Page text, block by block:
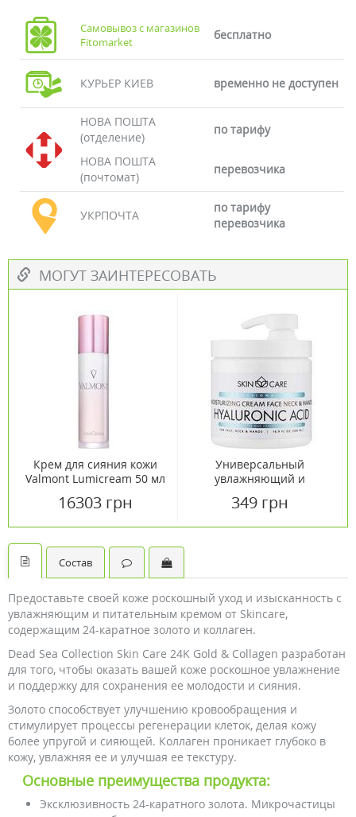
Самовывоз с магазинов
Fitomarket
бесплатно
КУРЬЕР КИЕВ временно не доступен
НОВА ПОШТА
(отделение)
по тарифу
НОВА ПОШТА
(почтомат)
перевозчика
УКРПОЧТА
по тарифу
перевозчика
МОГУТ ЗАИНТЕРЕСОВАТЬ
Крем для сияния кожи
Valmont Lumicream 50 мл
16303 грн
Универсальный
увлажняющий и
кожи с гиалуроновой
349 грн
Состав
Предоставьте своей коже роскошный уход и изысканность с
увлажняющим и питательным кремом от Skincare,
содержащим 24-каратное золото и коллаген.
Dead Sea Collection Skin Care 24K Gold & Collagen разработан
для того, чтобы оказать вашей коже роскошное увлажнение
и поддержку для сохранения ее молодости и сияния.
Золото способствует улучшению кровообращения и
стимулирует процессы регенерации клеток, делая кожу
более упругой и сияющей. Коллаген проникает глубоко в
кожу, увлажняя ее и улучшая ее текстуру.
Основные преимущества продукта:
Эксклюзивность 24-каратного золота. Микрочастицы